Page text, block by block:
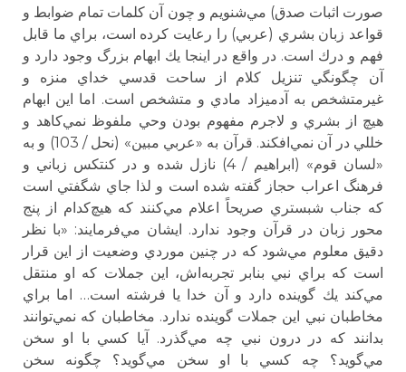
صورت اثبات صدق) مي‌شنويم و چون آن كلمات تمام ضوابط و
قواعد زبان بشري (عربي) را رعايت كرده است، براي ما قابل
فهم و درك است. در واقع در اينجا يك ابهام بزرگ وجود دارد و
آن چگونگي تنزيل كلام از ساحت قدسي خداي منزه و
غيرمتشخص به آدميزاد مادي و متشخص است. اما اين ابهام
هيچ از بشري و لاجرم مفهوم بودن وحي ملفوظ نمي‌كاهد و
خللي در آن نمي‌افكند. قرآن به «عربي مبين» (نحل / 103) و به
«لسان قوم» (ابراهيم / 4) نازل شده و در كنتكس زباني و
فرهنگ اعراب حجاز گفته شده است و لذا جاي شگفتي است
كه جناب شبستري صريحاً اعلام مي‌كنند كه هيچ‌كدام از پنج
محور زبان در قرآن وجود ندارد. ايشان مي‌فرمايند: «با نظر
دقيق معلوم مي‌شود كه در چنين موردي وضعيت از اين قرار
است كه براي نبي بنابر تجربه‌اش، اين جملات كه او منتقل
مي‌كند يك گوينده دارد و آن خدا يا فرشته است… اما براي
مخاطبان نبي اين جملات گوينده ندارد. مخاطبان كه نمي‌توانند
بدانند كه در درون نبي چه مي‌گذرد. آيا كسي با او سخن
مي‌گويد؟ چه كسي با او سخن مي‌گويد؟ چگونه سخن